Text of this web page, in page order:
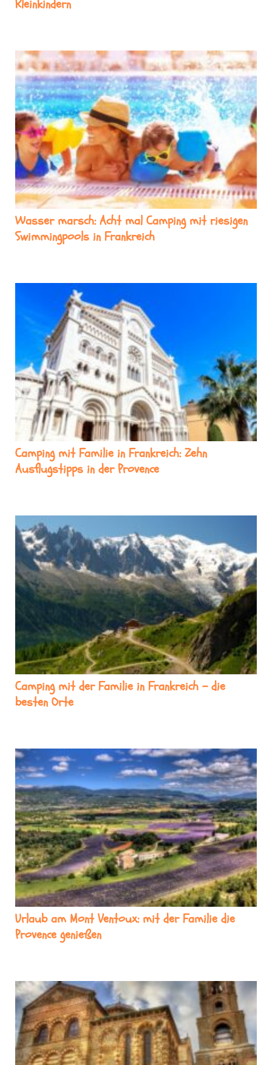
Kleinkindern
Wasser marsch: Acht mal Camping mit riesigen
Swimmingpools in Frankreich
Camping mit Familie in Frankreich: Zehn
Ausflugstipps in der Provence
Camping mit der Familie in Frankreich – die
besten Orte
Urlaub am Mont Ventoux: mit der Familie die
Provence genießen